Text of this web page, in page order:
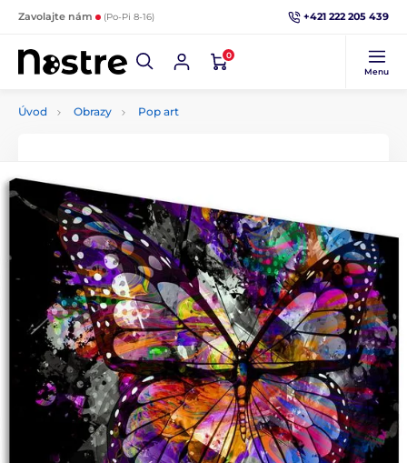
Zavolajte nám (Po-Pi 8-16) +421 222 205 439
0
Menu
Úvod Obrazy Pop art